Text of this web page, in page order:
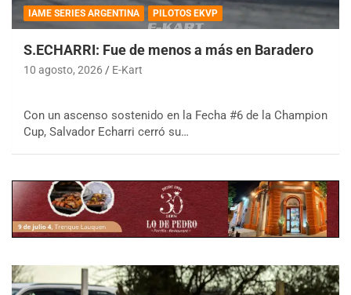
IAME SERIES ARGENTINA PILOTOS EKVP
S.ECHARRI: Fue de menos a más en Baradero
10 agosto, 2026 E-Kart
Con un ascenso sostenido en la Fecha #6 de la Champion
Cup, Salvador Echarri cerró su…